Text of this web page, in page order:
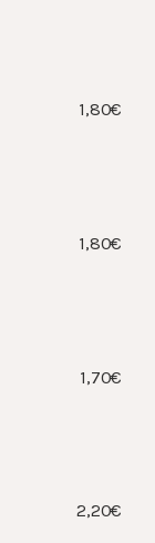
1,80€
1,80€
1,70€
2,20€